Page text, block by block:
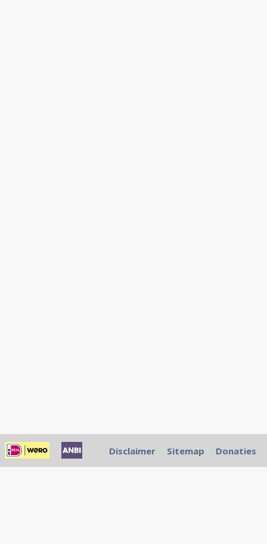
Disclaimer Sitemap Donaties